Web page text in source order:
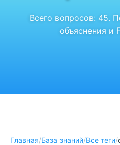
Всего вопросов: 45.
объяснения и
Главная/База знаний/Все теги/